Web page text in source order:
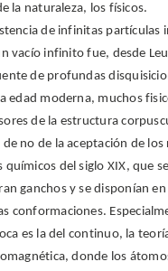
la naturaleza, los físicos.
de infinitas partículas
vacío infinito fue, desde
de profundas
edad moderna, muchos
de la estructura
no de la aceptación de los
químicos del siglo XIX, que
ganchos y se disponían en
conformaciones.
es la del continuo, la
donde los